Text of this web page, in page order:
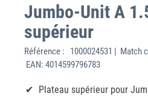
Jumbo-Unit A
supérieur
Référence :
1000024531 | Match
EAN: 4014599796783
Plateau supérieur pour